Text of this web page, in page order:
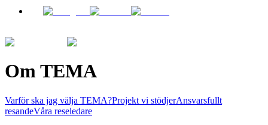
Om TEMA
Varför ska jag välja TEMA?Projekt vi stödjerAnsvarsfullt
resandeVåra reseledare